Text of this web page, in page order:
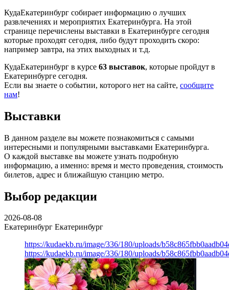
КудаЕкатеринбург собирает информацию о лучших
развлечениях и мероприятих Екатеринбурга. На этой
странице перечислены выставки в Екатеринбурге сегодня
которые проходят сегодня, либо будут проходить скоро:
например завтра, на этих выходных и т.д.
КудаЕкатеринбург в курсе 63 выставок, которые пройдут в
Екатеринбурге сегодня.
Если вы знаете о событии, которого нет на сайте, сообщите
нам!
Выставки
В данном разделе вы можете познакомиться с самыми
интересными и популярными выставками Екатеринбурга.
О каждой выставке вы можете узнать подробную
информацию, а именно: время и место проведения, стоимость
билетов, адрес и ближайшую станцию метро.
Выбор редакции
2026-08-08
Екатеринбург Екатеринбург
https://kudaekb.ru/image/336/180/uploads/
https://kudaekb.ru/image/336/180/uploads/